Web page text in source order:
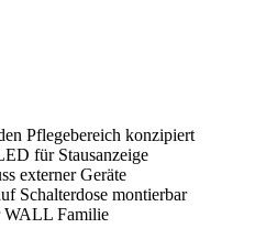
Pflegebereich konzipiert
für Stausanzeige
externer Geräte
Schalterdose montierbar
WALL Familie